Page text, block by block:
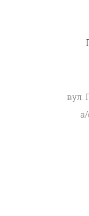
вул.
а/